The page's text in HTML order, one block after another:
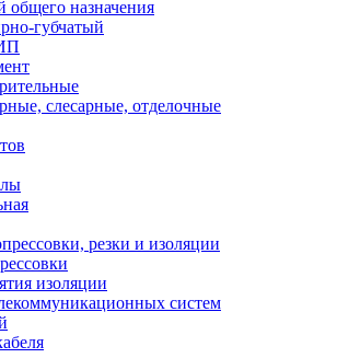
общего назначения
губчатый
слесарные, отделочные
резки и изоляции
изоляции
систем